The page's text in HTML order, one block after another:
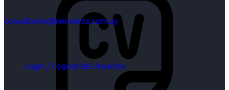
consultores@reinventa.com.uy
Login / Logout de Usuarios